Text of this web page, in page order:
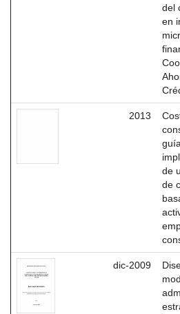
del
en
2013
de
de
dic-2009